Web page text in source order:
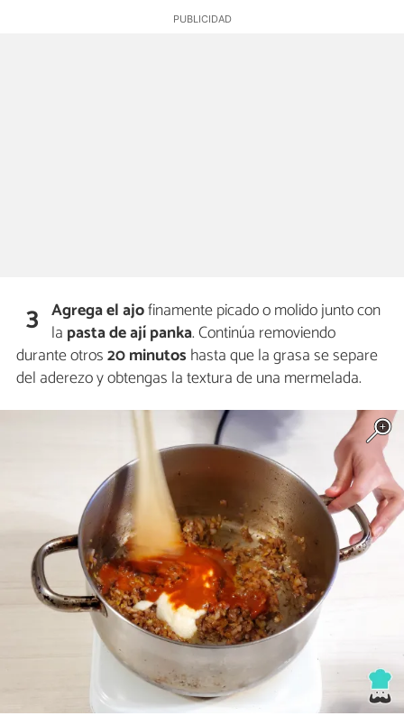
3 Agrega elajofinamente picado o molido junto con
la pasta de ají panka. Continúa removiendo
durante otros20 minutos hasta que la grasa se separe
del aderezo y obtengas la textura de una mermelada.